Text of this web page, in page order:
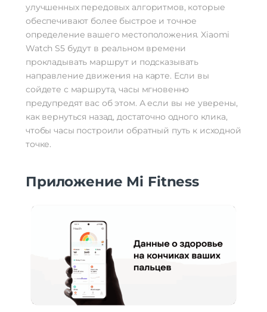
улучшенных передовых алгоритмов, которые
обеспечивают более быстрое и точное
определение вашего местоположения. Xiaomi
Watch S5 будут в реальном времени
прокладывать маршрут и подсказывать
направление движения на карте. Если вы
сойдете с маршрута, часы мгновенно
предупредят вас об этом. А если вы не уверены,
как вернуться назад, достаточно одного клика,
чтобы часы построили обратный путь к исходной
точке.
Приложение Mi Fitness